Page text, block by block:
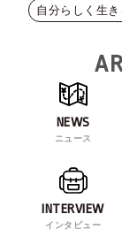
自分らしく生
NEWS
ニュース
INTERVIEW
インタビュー